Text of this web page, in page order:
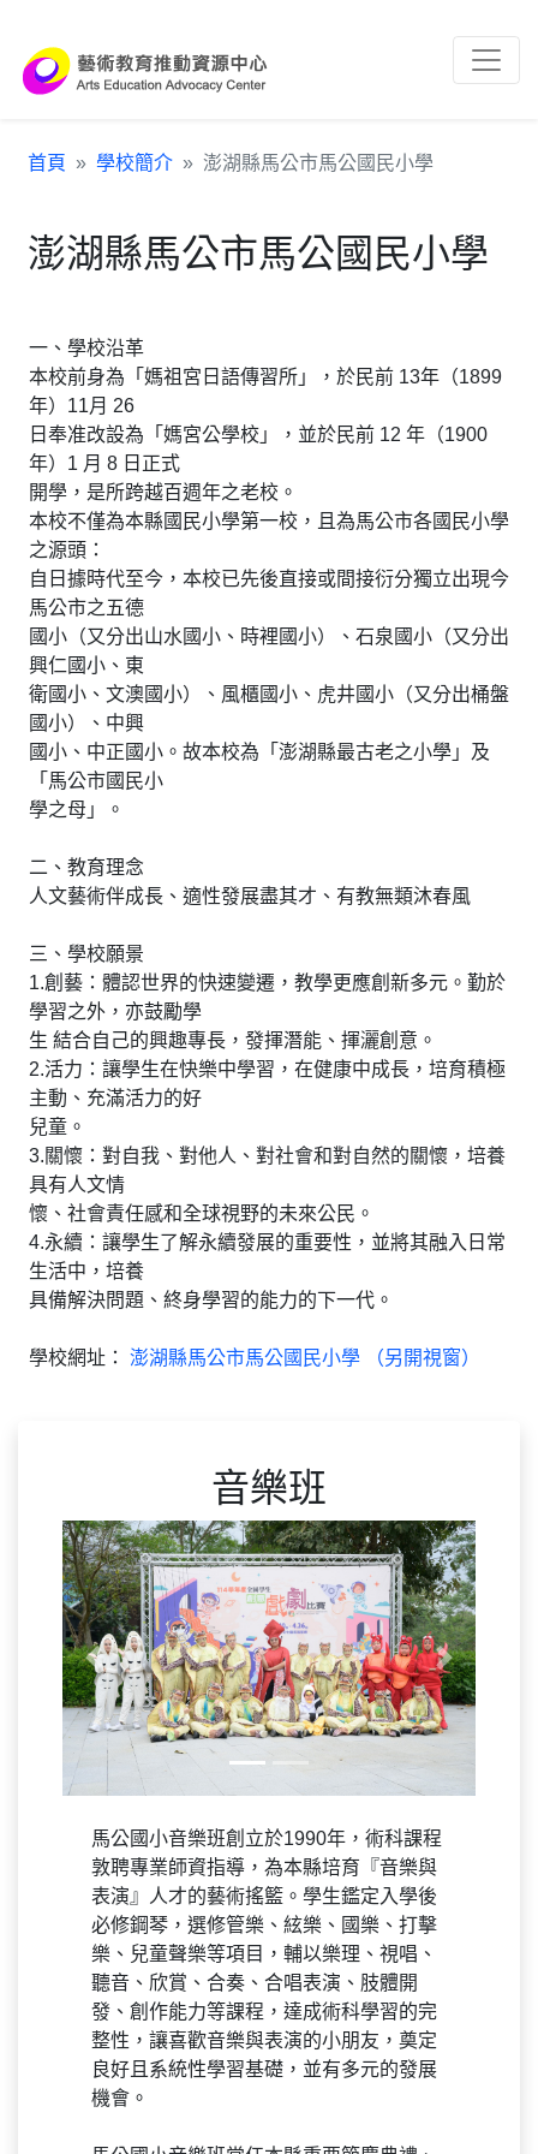
首頁 學校簡介 澎湖縣馬公市馬公國民小學
澎湖縣馬公市馬公國民小學
一、學校沿革
本校前身為「媽祖宮日語傳習所」，於民前 13年（1899
年）11月 26
日奉准改設為「媽宮公學校」，並於民前 12 年（1900
年）1 月 8 日正式
開學，是所跨越百週年之老校。
本校不僅為本縣國民小學第一校，且為馬公市各國民小學
之源頭：
自日據時代至今，本校已先後直接或間接衍分獨立出現今
馬公市之五德
國小（又分出山水國小、時裡國小）、石泉國小（又分出
興仁國小、東
衛國小、文澳國小）、風櫃國小、虎井國小（又分出桶盤
國小）、中興
國小、中正國小。故本校為「澎湖縣最古老之小學」及
「馬公市國民小
學之母」。
二、教育理念
人文藝術伴成長、適性發展盡其才、有教無類沐春風
三、學校願景
1.創藝：體認世界的快速變遷，教學更應創新多元。勤於
學習之外，亦鼓勵學
生 結合自己的興趣專長，發揮潛能、揮灑創意。
2.活力：讓學生在快樂中學習，在健康中成長，培育積極
主動、充滿活力的好
兒童。
3.關懷：對自我、對他人、對社會和對自然的關懷，培養
具有人文情
懷、社會責任感和全球視野的未來公民。
4.永續：讓學生了解永續發展的重要性，並將其融入日常
生活中，培養
具備解決問題、終身學習的能力的下一代。
學校網址： 澎湖縣馬公市馬公國民小學 （另開視窗）
音樂班
Previous Next
馬公國小音樂班創立於1990年，術科課程
敦聘專業師資指導，為本縣培育『音樂與
表演』人才的藝術搖籃。學生鑑定入學後
必修鋼琴，選修管樂、絃樂、國樂、打擊
樂、兒童聲樂等項目，輔以樂理、視唱、
聽音、欣賞、合奏、合唱表演、肢體開
發、創作能力等課程，達成術科學習的完
整性，讓喜歡音樂與表演的小朋友，奠定
良好且系統性學習基礎，並有多元的發展
機會。